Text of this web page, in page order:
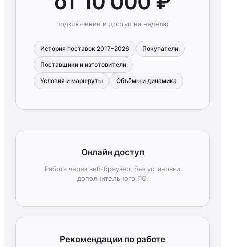
подключение и доступ на неделю
История поставок 2017–2026 Покупатели
Поставщики и изготовители
Условия и маршруты Объёмы и динамика
Онлайн доступ
Работа через веб-браузер, без установки
дополнительного ПО.
Рекомендации по работе